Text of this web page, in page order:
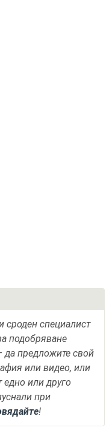
сроден специалист
подобряване
да предложите свой
или видео, или
едно или друго
при
!